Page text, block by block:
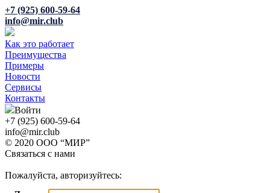
+7 (925) 600-59-64
info@mir.club
Как это работает
Преимущества
Примеры
Новости
Сервисы
Контакты
Войти
+7 (925) 600-59-64
info@mir.club
© 2020 ООО “МИР”
Связаться с нами
Пожалуйста, авторизуйтесь: